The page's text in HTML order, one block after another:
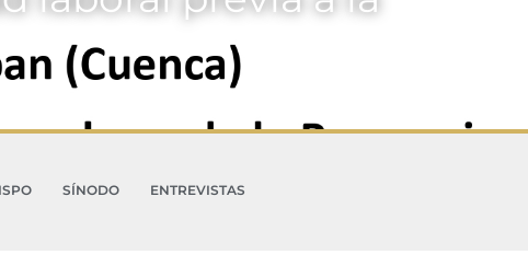
SÍNODO
ENTREVISTAS